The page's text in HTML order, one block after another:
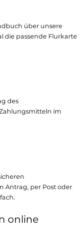
über unsere
die passende Flurkarte
des
im
Antrag, per Post oder
online